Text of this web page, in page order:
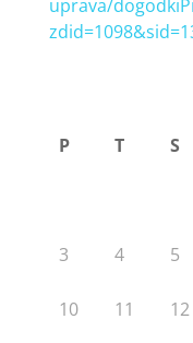
uprava/
P T S
3 4 5
10 11 12